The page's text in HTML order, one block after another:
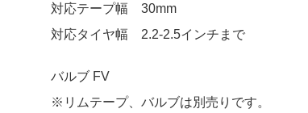
対応テープ幅 30mm
対応タイヤ幅 2.2-2.5インチまで
バルブ FV
※リムテープ、バルブは別売りです。